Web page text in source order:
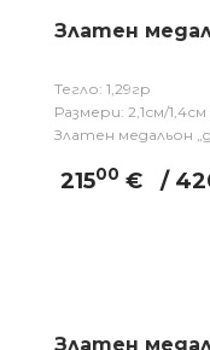
Златен
Тегло: 1,29гр
Размери: 2,1см/1,4см
Златен медальон
21500 € /
Златен